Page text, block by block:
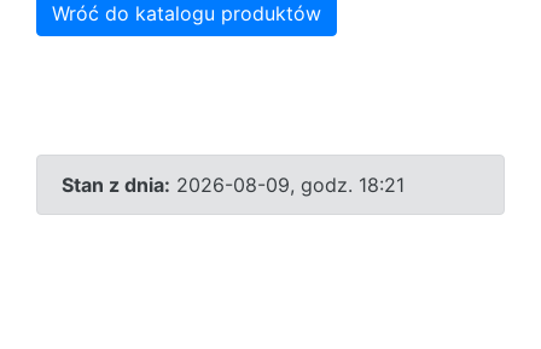
Wróć do katalogu produktów
Stan z dnia: 2026-08-09, godz. 18:21